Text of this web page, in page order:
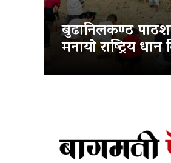
बुढानिलकण्ठ
मनायो राष्ट्रिय